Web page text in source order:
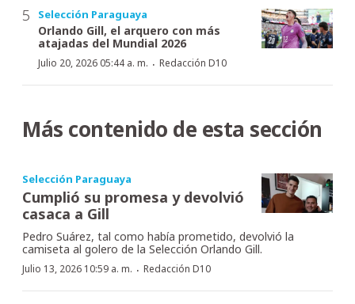
Selección Paraguaya
Orlando Gill, el arquero con más
atajadas del Mundial 2026
Julio 20, 2026 05:44 a. m. · Redacción D10
Más contenido de esta sección
Selección Paraguaya
Cumplió su promesa y devolvió
casaca a Gill
Pedro Suárez, tal como había prometido, devolvió la
camiseta al golero de la Selección Orlando Gill.
Julio 13, 2026 10:59 a. m. · Redacción D10